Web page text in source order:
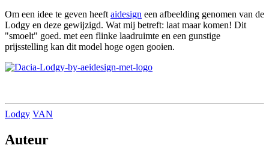
Om een idee te geven heeft aidesign een afbeelding genomen van de
Lodgy en deze gewijzigd. Wat mij betreft: laat maar komen! Dit
"smoelt" goed. met een flinke laadruimte en een gunstige
prijsstelling kan dit model hoge ogen gooien.
Lodgy VAN
Auteur